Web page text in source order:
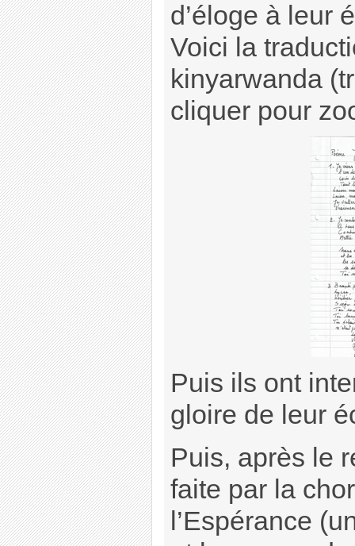
d’éloge à leur
Voici la
kinyarwanda
cliquer pour
Puis ils ont
gloire de leur
Puis, après le
faite par la
l’Espérance